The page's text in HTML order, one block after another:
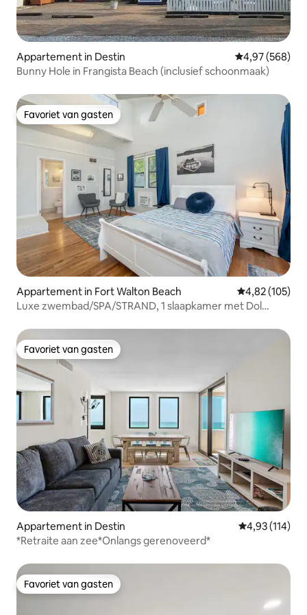
Appartement in Destin Gemiddelde
4,97 (568)
Bunny Hole in Frangista Beach (inclusief schoonmaak)
Favoriet van gasten
Favoriet van gasten
Appartement in Fort Walton Beach Gemiddelde
4,82 (105)
Luxe zwembad/SPA/STRAND, 1 slaapkamer met Dol
Favoriet van gasten
Favoriet van gasten
Appartement in Destin Gemiddelde
4,93 (114)
*Retraite aan zee*Onlangs gerenoveerd*
Favoriet van gasten
Favoriet van gasten